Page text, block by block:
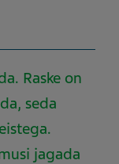
Raske on
seda
jagada